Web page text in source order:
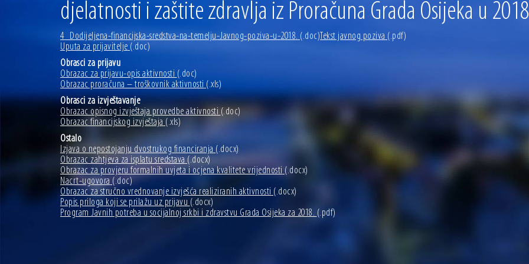
djelatnosti i zaštite zdravlja iz Proračuna Grada Osijeka u
4_Dodijeljena-financijska-sredstva-na-temelju-Javnog-poziva-u-2018. (.doc)Tekst javnog poziva (.pdf)
Uputa za prijavitelje (.doc)
Obrasci za prijavu
Obrazac za prijavu-opis aktivnosti (.doc)
Obrazac proračuna – troškovnik aktivnosti (.xls)
Obrasci za izvještavanje
Obrazac opisnog izvještaja provedbe aktivnosti (.doc)
Obrazac financijskog izvještaja (.xls)
Ostalo
Izjava o nepostojanju dvostrukog financiranja (.docx)
Obrazac zahtjeva za isplatu sredstava (.docx)
Obrazac za provjeru formalnih uvjeta i ocjena kvalitete vrijednosti (.docx)
Nacrt-ugovora (.doc)
Obrazac za stručno vrednovanje izvješća realiziranih aktivnosti (.docx)
Popis priloga koji se prilažu uz prijavu (.docx)
Program Javnih potreba u socijalnoj srkbi i zdravstvu Grada Osijeka za 2018. (.pdf)